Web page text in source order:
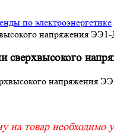
по электроэнергетике
напряжения
сверхвысокого
на товар